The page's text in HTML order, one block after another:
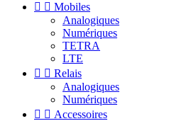
  Mobiles
Analogiques
Numériques
TETRA
LTE
  Relais
Analogiques
Numériques
  Accessoires